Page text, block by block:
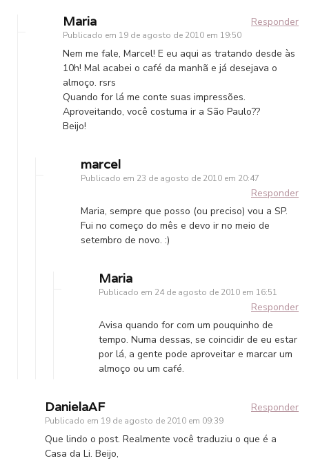
Maria
Publicado em 19 de agosto de 2010 em 19:50
Responder
Nem me fale, Marcel! E eu aqui as tratando desde às
10h! Mal acabei o café da manhã e já desejava o
almoço. rsrs
Quando for lá me conte suas impressões.
Aproveitando, você costuma ir a São Paulo??
Beijo!
marcel
Publicado em 23 de agosto de 2010 em 20:47
Responder
Maria, sempre que posso (ou preciso) vou a SP.
Fui no começo do mês e devo ir no meio de
setembro de novo. :)
Maria
Publicado em 24 de agosto de 2010 em 16:51
Responder
Avisa quando for com um pouquinho de
tempo. Numa dessas, se coincidir de eu estar
por lá, a gente pode aproveitar e marcar um
almoço ou um café.
DanielaAF
Publicado em 19 de agosto de 2010 em 09:39
Responder
Que lindo o post. Realmente você traduziu o que é a
Casa da Li. Beijo,